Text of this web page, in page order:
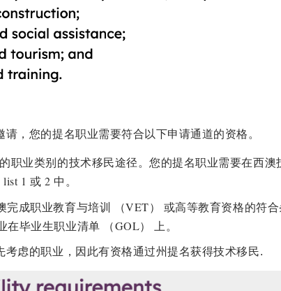
，您的提名职业需要符合以下申请通道的资格。
职业类别的技术移民途径。您的提名职业需要在西澳
1 或 2 中。
成职业教育与培训 （VET） 或高等教育资格的符合
毕业生职业清单 （GOL） 上。
考虑的职业，因此有资格通过州提名获得技术移民.